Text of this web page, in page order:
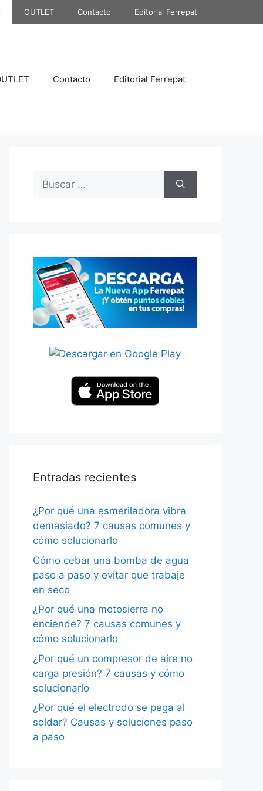
OUTLET Contacto Editorial Ferrepat
Contacto Editorial Ferrepat
Buscar:
Entradas recientes
¿Por qué una esmeriladora vibra
demasiado? 7 causas comunes y
cómo solucionarlo
Cómo cebar una bomba de agua
paso a paso y evitar que trabaje
en seco
¿Por qué una motosierra no
enciende? 7 causas comunes y
cómo solucionarlo
¿Por qué un compresor de aire no
carga presión? 7 causas y cómo
solucionarlo
¿Por qué el electrodo se pega al
soldar? Causas y soluciones paso
a paso